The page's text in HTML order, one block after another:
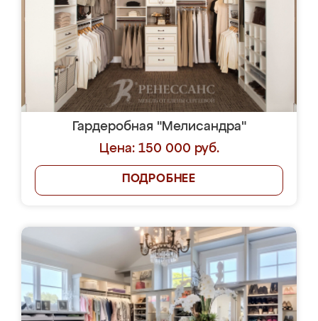
Гардеробная "Мелисандра"
Цена: 150 000 руб.
ПОДРОБНЕЕ